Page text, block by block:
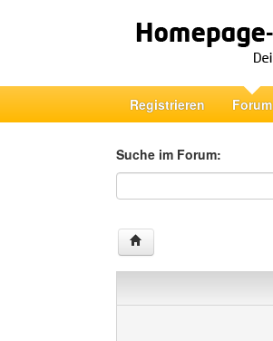
Registrieren Forum
Suche im Forum:
Suche im Forum